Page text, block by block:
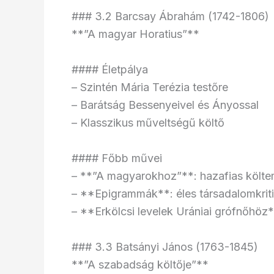
### 3.2 Barcsay Ábrahám (1742-1806)
**”A magyar Horatius”**
#### Életpálya
– Szintén Mária Terézia testőre
– Barátság Bessenyeivel és Ányossal
– Klasszikus műveltségű költő
#### Főbb művei
– **”A magyarokhoz”**: hazafias
– **Epigrammák**: éles
– **Erkölcsi levelek Urániai
### 3.3 Batsányi János (1763-1845)
**”A szabadság költője”**